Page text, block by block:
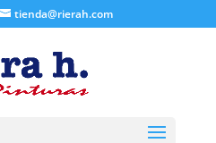
tienda@rierah.com